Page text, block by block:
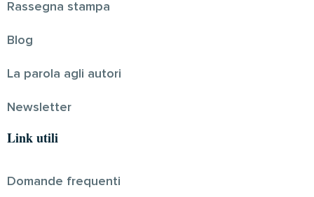
Rassegna stampa
Blog
La parola agli autori
Newsletter
Link utili
Domande frequenti